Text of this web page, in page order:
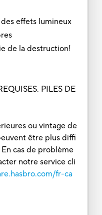
effets lumineux
de la destruction!
PILES DE
ou vintage de
être plus diffi
cas de problème
notre service cli
fr-ca